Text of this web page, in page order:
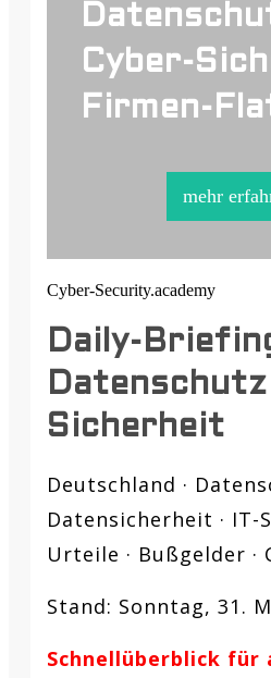
Cyber-
Firmen-
mehr
Cyber-Security.academy
Daily-
Sicherheit
Deutschland ·
Datensicherheit · IT-
Urteile · Bußgelder ·
Stand: Sonntag, 31.
Schnellüberblick für